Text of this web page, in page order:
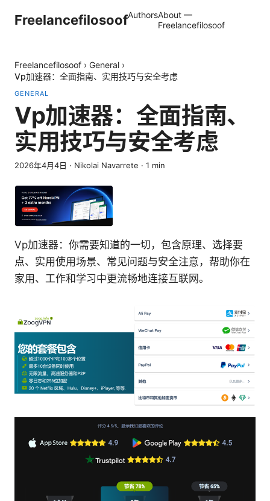
FreelancefilosoofAuthorsAbout —
Freelancefilosoof
Freelancefilosoof › General ›
Vp加速器：全面指南、实用技巧与安全考虑
GENERAL
Vp加速器：全面指南、
实用技巧与安全考虑
2026年4月4日 · Nikolai Navarrete · 1 min
Vp加速器：你需要知道的一切，包含原理、选择要
点、实用使用场景、常见问题与安全注意，帮助你在
家用、工作和学习中更流畅地连接互联网。